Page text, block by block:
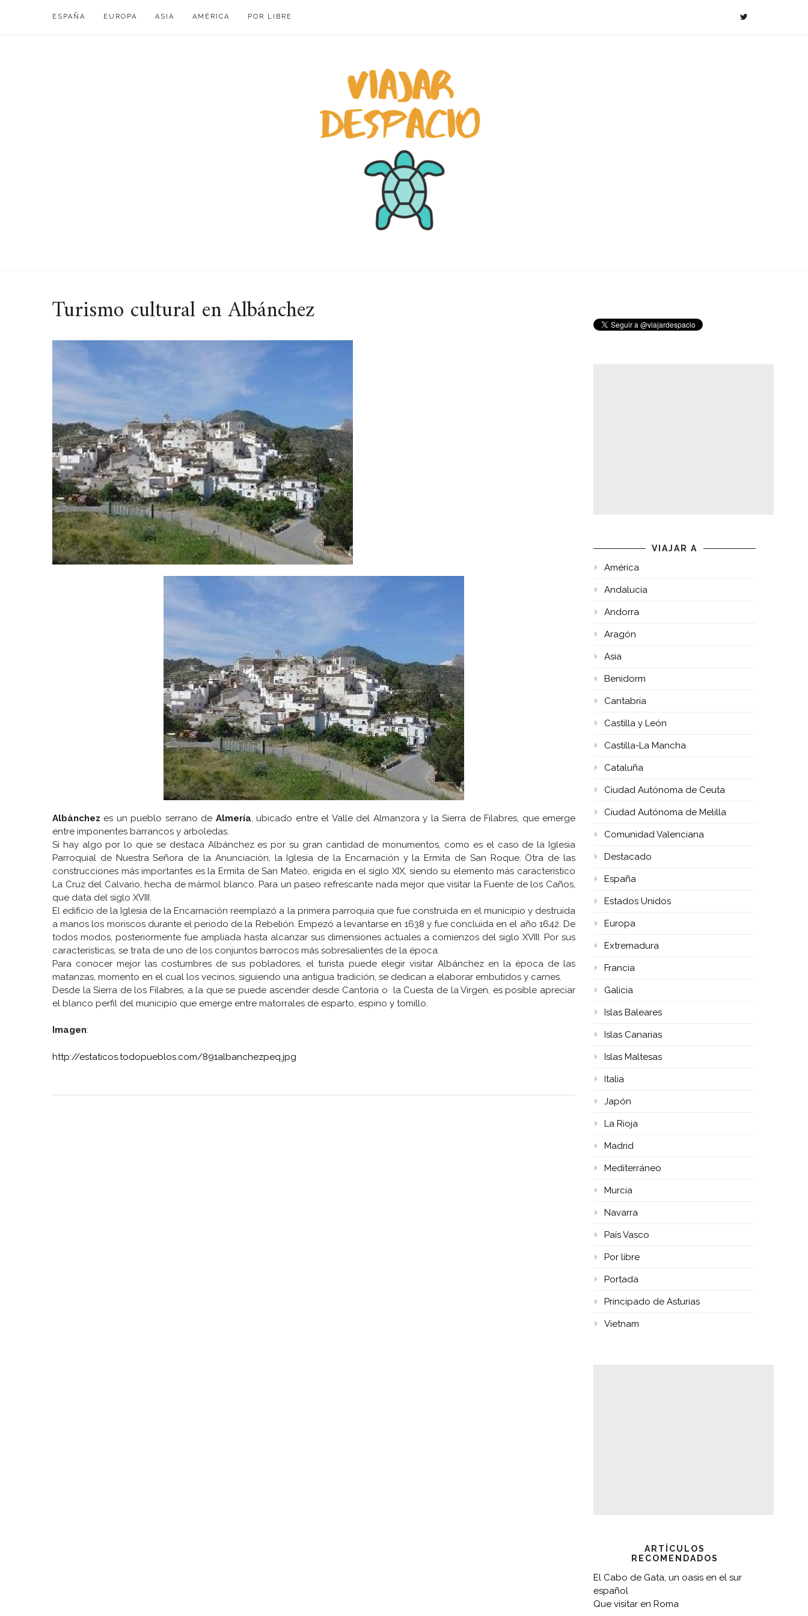
ESPAÑA EUROPA ASIA AMÉRICA POR LIBRE
Turismo cultural en Albánchez
Albánchez es un pueblo serrano de Almería , ubicado entre el Valle del Almanzora y la Sierra de Filabres, que emerge
entre imponentes barrancos y arboledas.
Si hay algo por lo que se destaca Albánchez es por su gran cantidad de monumentos, como es el caso de la Iglesia
Parroquial de Nuestra Señora de la Anunciación, la Iglesia de la Encarnación y la Ermita de San Roque. Otra de las
construcciones más importantes es la Ermita de San Mateo, erigida en el siglo XIX, siendo su elemento más característico
La Cruz del Calvario, hecha de mármol blanco. Para un paseo refrescante nada mejor que visitar la Fuente de los Caños,
que data del siglo XVIII.
El edificio de la Iglesia de la Encarnación reemplazó a la primera parroquia que fue construida en el municipio y destruida
a manos los moriscos durante el periodo de la Rebelión. Empezó a levantarse en 1638 y fue concluida en el año 1642. De
todos modos, posteriormente fue ampliada hasta alcanzar sus dimensiones actuales a comienzos del siglo XVIII. Por sus
características, se trata de uno de los conjuntos barrocos más sobresalientes de la época.
Para conocer mejor las costumbres de sus pobladores, el turista puede elegir visitar Albánchez en la época de las
matanzas, momento en el cual los vecinos, siguiendo una antigua tradición, se dedican a elaborar embutidos y carnes.
Desde la Sierra de los Filabres, a la que se puede ascender desde Cantoria o la Cuesta de la Virgen, es posible apreciar
el blanco perfil del municipio que emerge entre matorrales de esparto, espino y tomillo.
Imagen:
http://estaticos.todopueblos.com/891albanchezpeq.jpg
VIAJAR A
América
Andalucía
Andorra
Aragón
Asia
Benidorm
Cantabria
Castilla y León
Castilla-La Mancha
Cataluña
Ciudad Autónoma de Ceuta
Ciudad Autónoma de Melilla
Comunidad Valenciana
Destacado
España
Estados Unidos
Europa
Extremadura
Francia
Galicia
Islas Baleares
Islas Canarias
Islas Maltesas
Italia
Japón
La Rioja
Madrid
Mediterráneo
Murcia
Navarra
País Vasco
Por libre
Portada
Principado de Asturias
Vietnam
ARTÍCULOS
RECOMENDADOS
El Cabo de Gata, un oasis en el sur
español
Que visitar en Roma